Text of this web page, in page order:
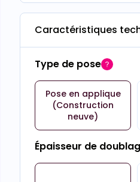
Caractéristiques
Type de pose
Pose en applique
(Construction
neuve)
Épaisseur de